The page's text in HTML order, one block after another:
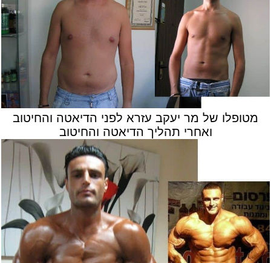
מטופלו של מר יעקב עזרא לפני הדיאטה והחיטוב
ואחרי תהליך הדיאטה והחיטוב